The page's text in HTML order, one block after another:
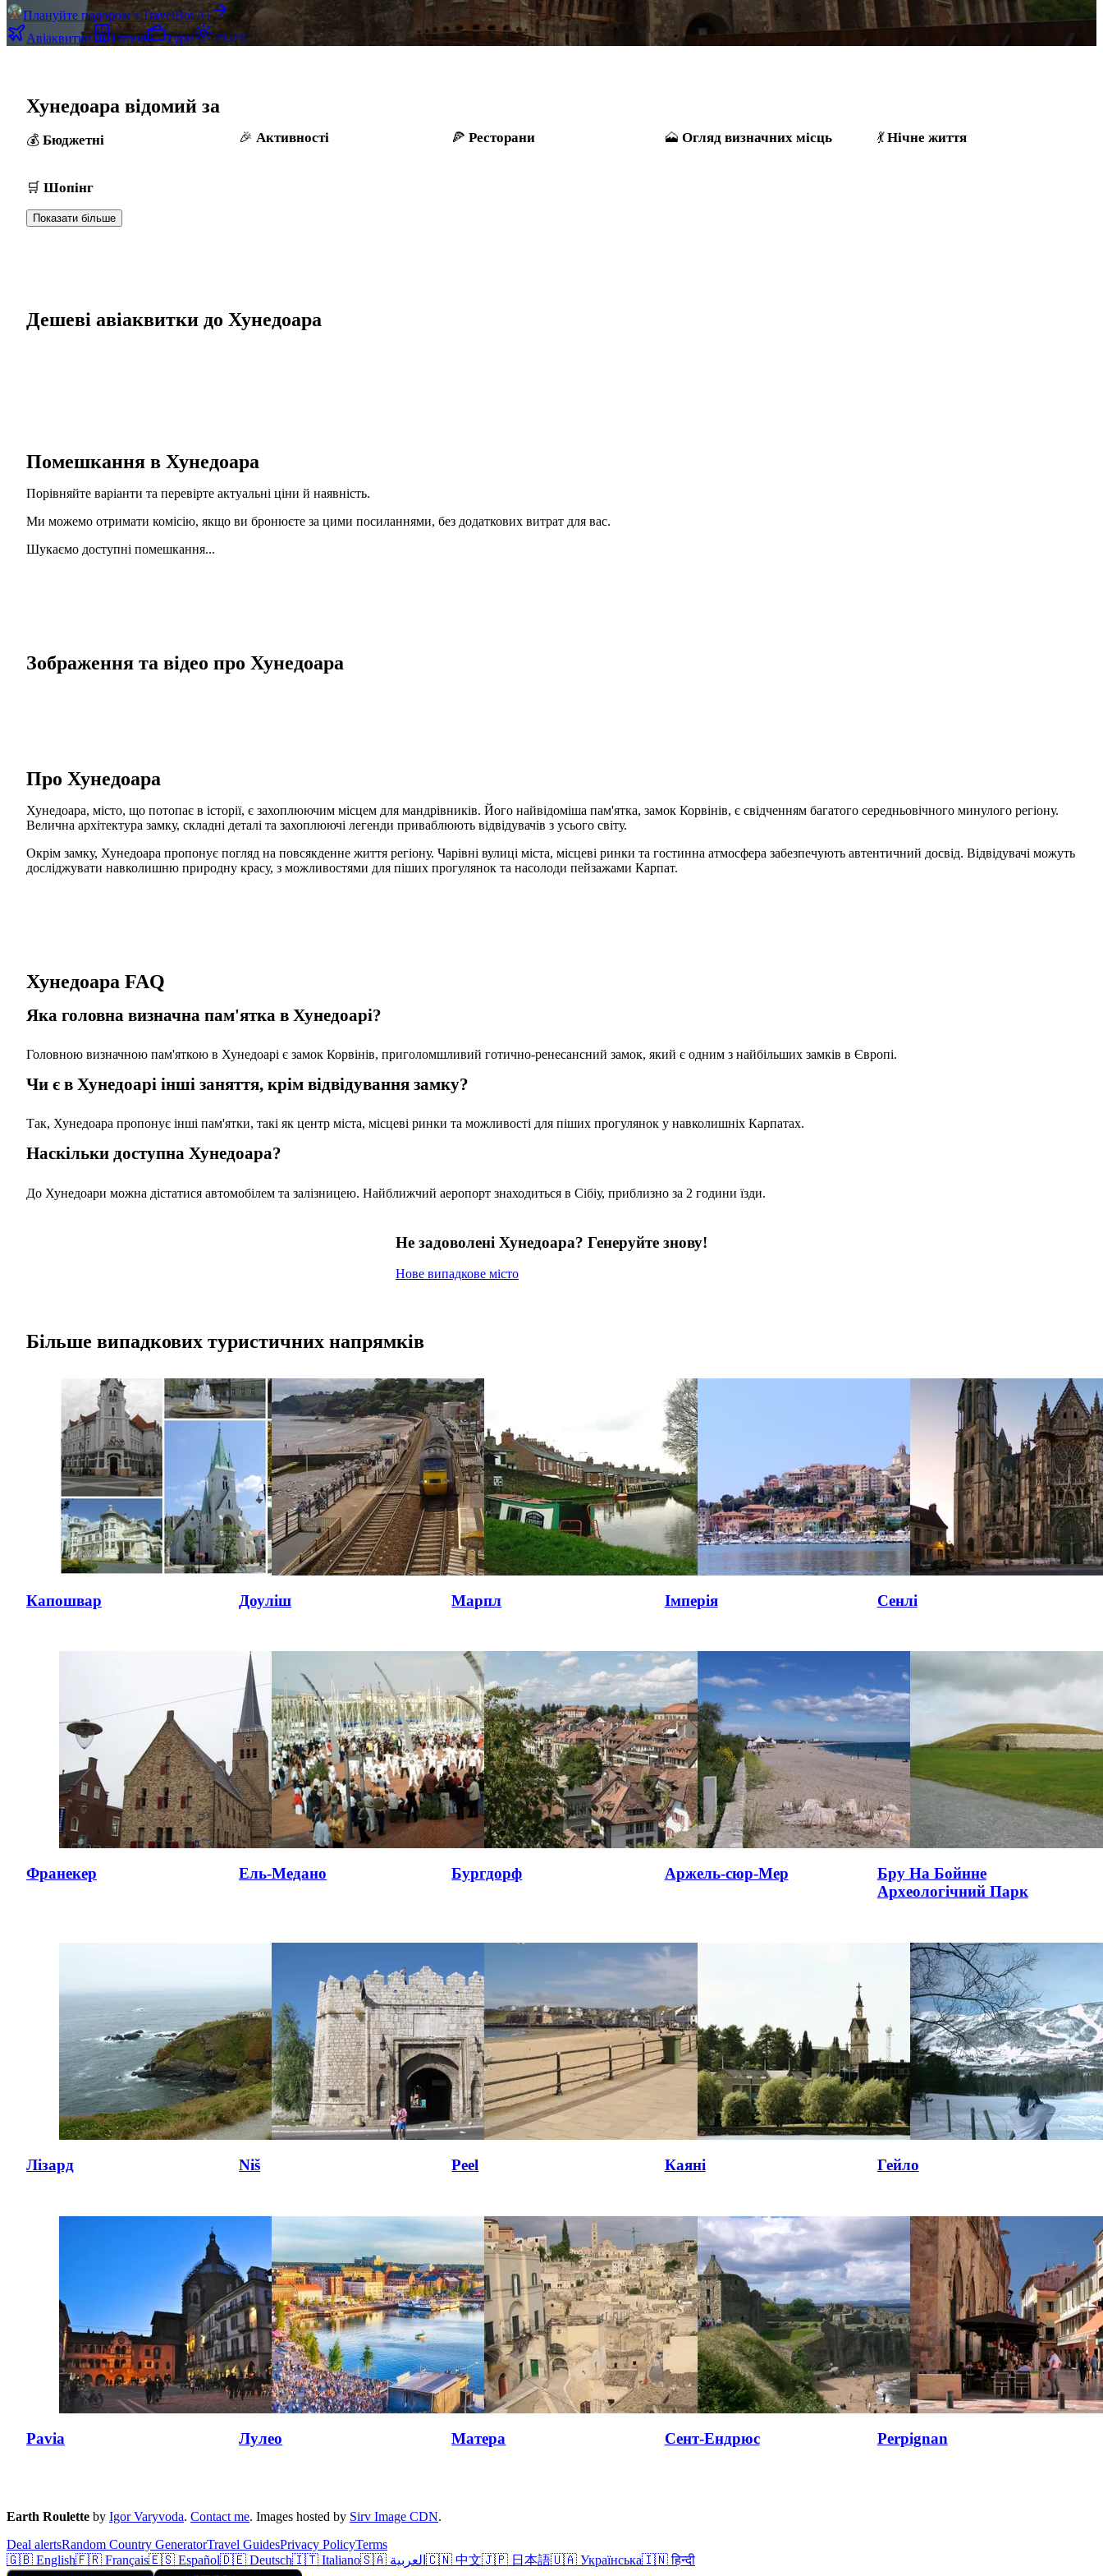
Плануйте подорож з TravelBot AI
Авіаквитки
Готелі Тури 29.4°C
Хунедоара відомий за
Бюджетні Активності Ресторани Огляд визначних місць Нічне життя
Шопінг
Показати більше
Дешеві авіаквитки до Хунедоара
Помешкання в Хунедоара
Порівняйте варіанти та перевірте актуальні ціни й наявність.
Ми можемо отримати комісію, якщо ви бронюєте за цими посиланнями, без додаткових витрат для вас.
Шукаємо доступні помешкання...
Зображення та відео про Хунедоара
Про Хунедоара
Хунедоара, місто, що потопає в історії, є захоплюючим місцем для мандрівників. Його найвідоміша пам'ятка, замок Корвінів, є свідченням багатого середньовічного минулого регіону.
Велична архітектура замку, складні деталі та захоплюючі легенди приваблюють відвідувачів з усього світу.
Окрім замку, Хунедоара пропонує погляд на повсякденне життя регіону. Чарівні вулиці міста, місцеві ринки та гостинна атмосфера забезпечують автентичний досвід. Відвідувачі можуть
досліджувати навколишню природну красу, з можливостями для піших прогулянок та насолоди пейзажами Карпат.
Хунедоара FAQ
Яка головна визначна пам'ятка в Хунедоарі?
Головною визначною пам'яткою в Хунедоарі є замок Корвінів, приголомшливий готично-ренесансний замок, який є одним з найбільших замків в Європі.
Чи є в Хунедоарі інші заняття, крім відвідування замку?
Так, Хунедоара пропонує інші пам'ятки, такі як центр міста, місцеві ринки та можливості для піших прогулянок у навколишніх Карпатах.
Наскільки доступна Хунедоара?
До Хунедоари можна дістатися автомобілем та залізницею. Найближчий аеропорт знаходиться в Сібіу, приблизно за 2 години їзди.
Не задоволені Хунедоара? Генеруйте знову!
Нове випадкове місто
Більше випадкових туристичних напрямків
Капошвар Доуліш Марпл Імперія Сенлі
Франекер Ель-Медано Бургдорф Аржель-сюр-Мер
Бру На Бойнне
Археологічний Парк
Лізард Niš Peel Каяні Гейло
Pavia Лулео Матера Сент-Ендрюс Perpignan
Earth Roulette by Igor Varyvoda. Contact me. Images hosted by Sirv Image CDN.
Deal alertsRandom Country GeneratorTravel GuidesPrivacy PolicyTerms
🇬🇧 English🇫🇷 Français🇪🇸 Español🇩🇪 Deutsch🇮🇹 Italiano 🇸🇦 العربية 🇨🇳 中文🇯🇵 日本語🇺🇦 Українська🇮🇳 हिन्दी